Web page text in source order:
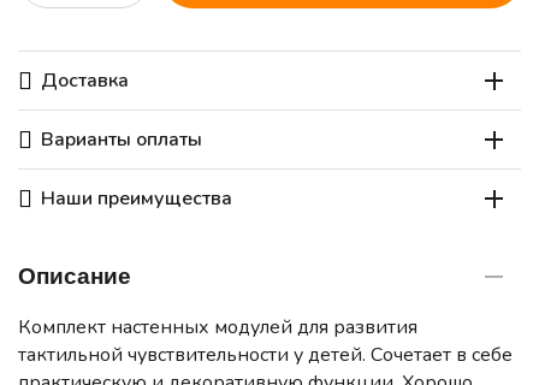
Доставка
Варианты оплаты
Наши преимущества
Описание
Комплект настенных модулей для развития
тактильной чувствительности у детей. Сочетает в себе